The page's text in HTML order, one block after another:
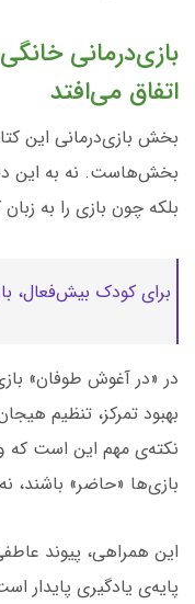
بازی‌درمانی
اتفاق می‌افتد
بخش بازی‌درمانی این
بخش‌هاست. نه به این
بلکه چون بازی را به
برای کودک بیش‌فعال،
در «در آغوش طوفان»
بهبود تمرکز، تنظیم
نکته‌ی مهم این است که
بازی‌ها «حاضر» باشند،
این همراهی، پیوند
پایه‌ی یادگیری پایدار